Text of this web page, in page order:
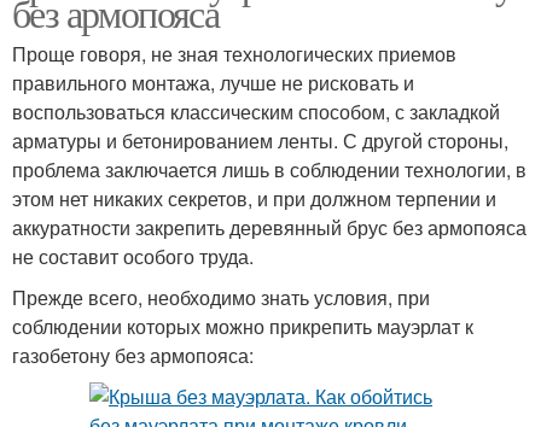
без армопояса
Проще говоря, не зная технологических приемов
правильного монтажа, лучше не рисковать и
воспользоваться классическим способом, с закладкой
арматуры и бетонированием ленты. С другой стороны,
проблема заключается лишь в соблюдении технологии, в
этом нет никаких секретов, и при должном терпении и
аккуратности закрепить деревянный брус без армопояса
не составит особого труда.
Прежде всего, необходимо знать условия, при
соблюдении которых можно прикрепить мауэрлат к
газобетону без армопояса: